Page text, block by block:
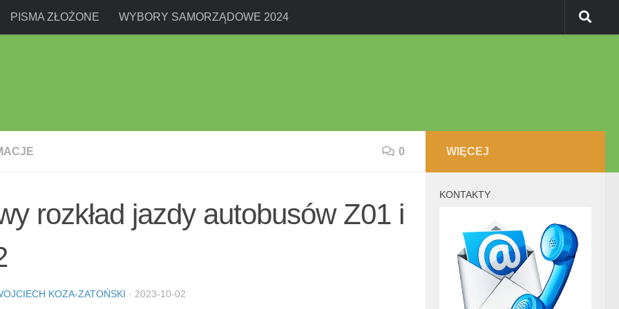
PISMA ZŁOŻONE WYBORY SAMORZĄDOWE 2024
0
rozkład jazdy autobusów Z01 i
KOZA-ZATOŃSKI · 2023-10-02
WIĘCEJ
KONTAKTY